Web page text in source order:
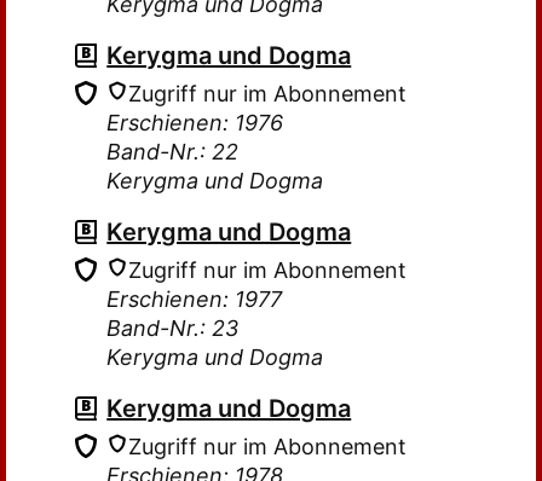
Kerygma und Dogma
Zugriff nur im Abonnement
Erschienen: 1976
Band-Nr.: 22
Kerygma und Dogma
Kerygma und Dogma
Zugriff nur im Abonnement
Erschienen: 1977
Band-Nr.: 23
Kerygma und Dogma
Kerygma und Dogma
Zugriff nur im Abonnement
Erschienen: 1978